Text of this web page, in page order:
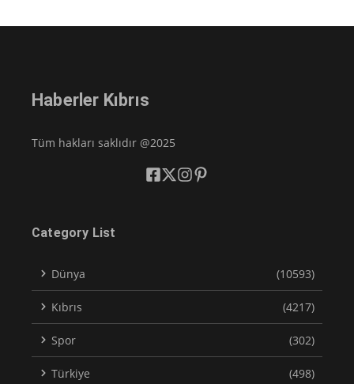
Haberler Kıbrıs
Tüm hakları saklıdır @2025
Category List
Dünya (10593)
Kıbrıs (4217)
Spor (302)
Türkiye (498)